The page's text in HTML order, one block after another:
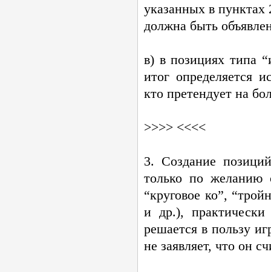
указанных в
должна быть
в) в позициях типа “
итог определяется
кто претендует на
>>>> <<<<
3. Создание
только по желанию
“круговое ко”,
и др.),
решается в пользу
не заявляет, что он